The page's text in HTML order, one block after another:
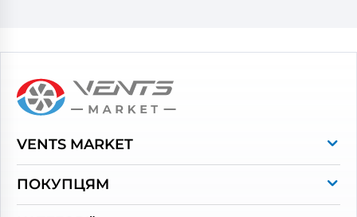
VENTS MARKET
ПОКУПЦЯМ